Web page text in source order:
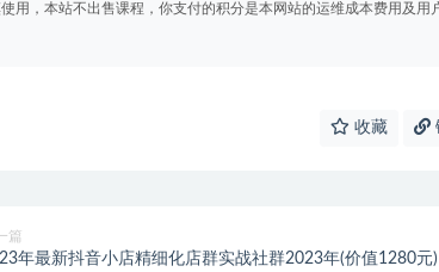
用，本站不出售课程，你支付的积分是本网站的运维成本费用及用
收藏
篇
年最新抖音小店精细化店群实战社群2023年(价值1280元)